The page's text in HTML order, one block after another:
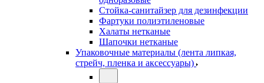
Стойка-санитайзер для дезинфекции
Фартуки полиэтиленовые
Халаты нетканые
Шапочки нетканые
Упаковочные материалы (лента липкая,
стрейч, пленка и аксессуары)